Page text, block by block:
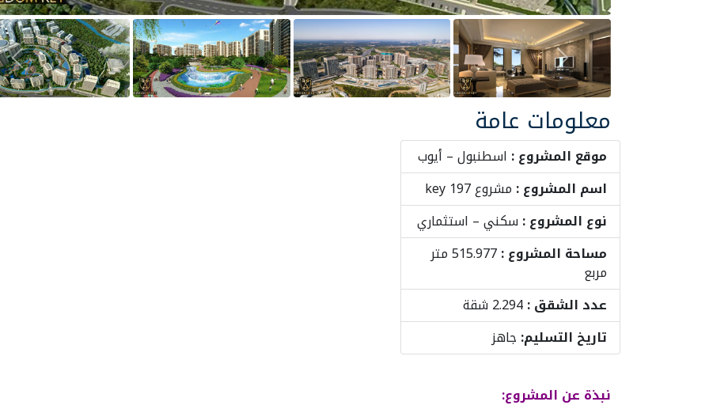
Previous
معلومات عامة
موقع المشروع : اسطنبول – أيوب
اسم المشروع : مشروع key 197
نوع المشروع : سكني – استثماري
مساحة المشروع :
515.977 متر
مربع
عدد الشقق :2.294 شقة
تاريخ التسليم: جاهز
نبذة عن المشروع: